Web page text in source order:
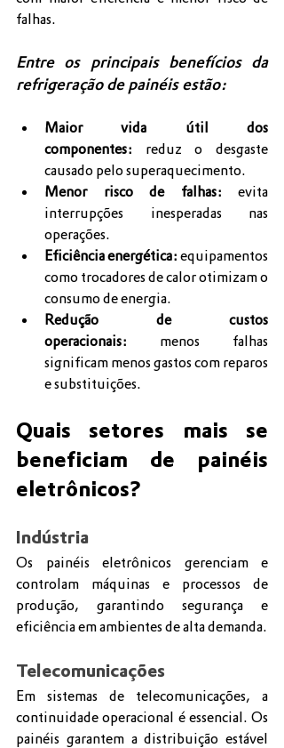
falhas.
Entre os principais benefícios da
refrigeração de painéis estão:
Maior vida útil dos
componentes: reduz o desgaste
causado pelo superaquecimento.
Menor risco de falhas: evita
interrupções inesperadas nas
operações.
Eficiência energética: equipamentos
como trocadores de calor otimizam o
consumo de energia.
Redução de custos
operacionais: menos falhas
significam menos gastos com reparos
e substituições.
Quais setores mais se
beneficiam de painéis
eletrônicos?
Indústria
Os painéis eletrônicos gerenciam e
controlam máquinas e processos de
produção, garantindo segurança e
eficiência em ambientes de alta demanda.
Telecomunicações
Em sistemas de telecomunicações, a
continuidade operacional é essencial. Os
painéis garantem a distribuição estável